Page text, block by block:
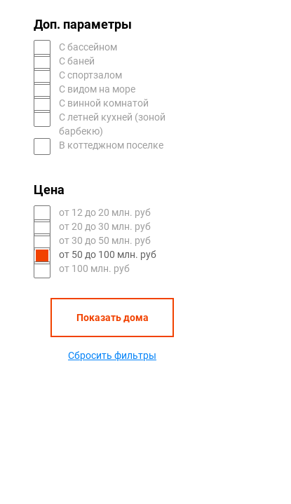
Доп. параметры
С бассейном
С баней
С спортзалом
С видом на море
С винной комнатой
С летней кухней (зоной
барбекю)
В коттеджном поселке
Цена
oт 12 до 20 млн. руб
oт 20 до 30 млн. руб
oт 30 до 50 млн. руб
oт 50 до 100 млн. руб
от 100 млн. руб
Показать дома
Сбросить фильтры